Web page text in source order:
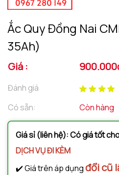
Ắc Quy Đồng Nai
35Ah)
Giá :
Đánh giá
Có sẵn:
Còn hàng
Giá sỉ (liên hệ): Có giá tốt
DỊCH VỤ ĐI KÈM
✔️ Giá trên áp dụngđổi cũ